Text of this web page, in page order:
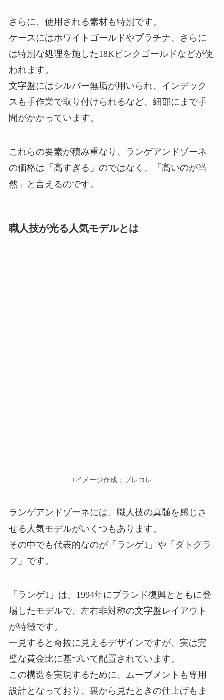
さらに、使用される素材も特別です。
ケースにはホワイトゴールドやプラチナ、さらに
は特別な処理を施した18Kピンクゴールドなどが使
われます。
文字盤にはシルバー無垢が用いられ、インデック
スも手作業で取り付けられるなど、細部にまで手
間がかかっています。
これらの要素が積み重なり、ランゲアンドゾーネ
の価格は「高すぎる」のではなく、「高いのが当
然」と言えるのです。
職人技が光る人気モデルとは
↑イメージ作成：プレコレ
ランゲアンドゾーネには、職人技の真髄を感じさ
せる人気モデルがいくつもあります。
その中でも代表的なのが「ランゲ1」や「ダトグラ
フ」です。
「ランゲ1」は、1994年にブランド復興とともに登
場したモデルで、左右非対称の文字盤レイアウト
が特徴です。
一見すると奇抜に見えるデザインですが、実は完
璧な黄金比に基づいて配置されています。
この構造を実現するために、ムーブメントも専用
設計となっており、裏から見たときの仕上げもま